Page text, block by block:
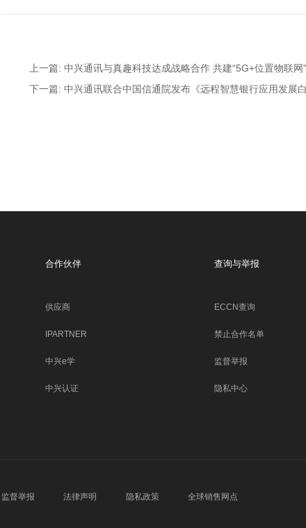
上一篇: 中兴通讯与真趣科技达成战略合作 共建“5G+位置物联网
下一篇: 中兴通讯联合中国信通院发布《远程智慧银行应用发展
合作伙伴
供应商
IPARTNER
中兴e学
中兴认证
查询与举报
ECCN查询
禁止合作名单
监督举报
隐私中心
监督举报 法律声明 隐私政策 全球销售网点